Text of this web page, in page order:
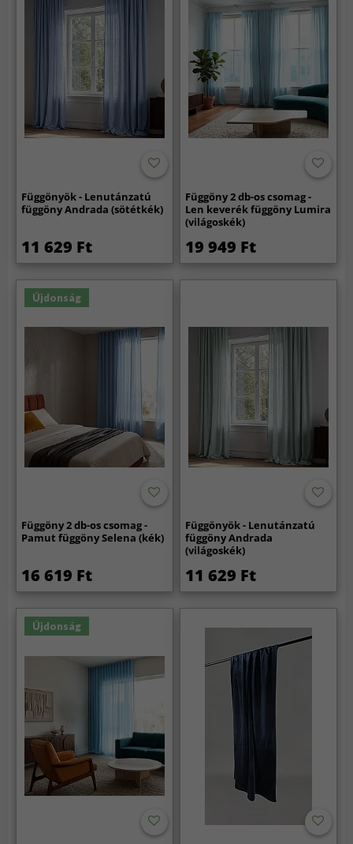
Függönyök - Lenutánzatú
függöny Andrada (sötétkék)
11 629 Ft
Függöny 2 db-os csomag -
Len keverék függöny Lumira
(világoskék)
19 949 Ft
Újdonság
Függöny 2 db-os csomag -
Pamut függöny Selena (kék)
16 619 Ft
Függönyök - Lenutánzatú
függöny Andrada
(világoskék)
11 629 Ft
Újdonság